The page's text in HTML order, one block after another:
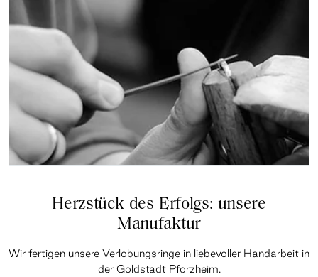
Herzstück des Erfolgs: unsere
Manufaktur
Wir fertigen unsere Verlobungsringe in liebevoller Handarbeit in
der Goldstadt Pforzheim.